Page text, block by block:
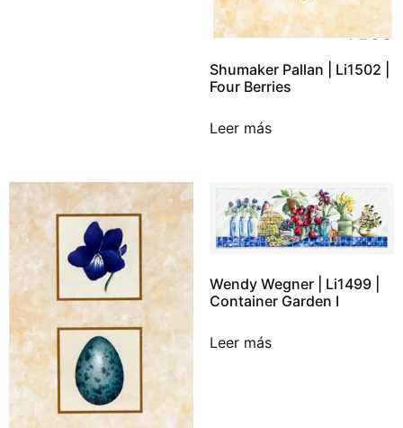
Shumaker Pallan | Li1502 |
Four Berries
Leer más
Wendy Wegner | Li1499 |
Container Garden I
Leer más